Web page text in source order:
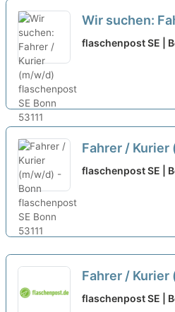
Wir suchen:
neu
flaschenpost SE |
Fahrer /
flaschenpost SE |
Fahrer / Kurier
flaschenpost SE |